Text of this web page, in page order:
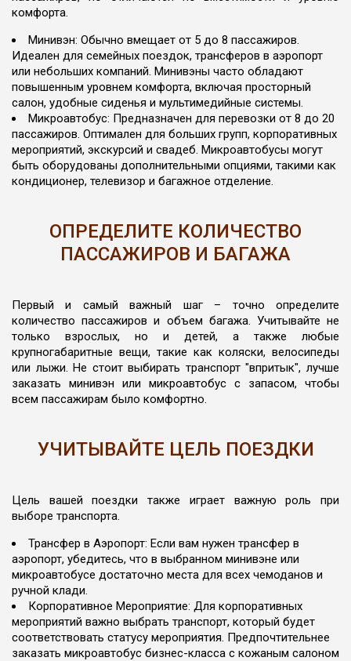
комфорта.
Минивэн: Обычно вмещает от 5 до 8 пассажиров.
Идеален для семейных поездок, трансферов в аэропорт
или небольших компаний. Минивэны часто обладают
повышенным уровнем комфорта, включая просторный
салон, удобные сиденья и мультимедийные системы.
Микроавтобус: Предназначен для перевозки от 8 до 20
пассажиров. Оптимален для больших групп, корпоративных
мероприятий, экскурсий и свадеб. Микроавтобусы могут
быть оборудованы дополнительными опциями, такими как
кондиционер, телевизор и багажное отделение.
ОПРЕДЕЛИТЕ КОЛИЧЕСТВО
ПАССАЖИРОВ И БАГАЖА
Первый и самый важный шаг – точно определите
количество пассажиров и объем багажа. Учитывайте не
только взрослых, но и детей, а также любые
крупногабаритные вещи, такие как коляски, велосипеды
или лыжи. Не стоит выбирать транспорт "впритык", лучше
заказать минивэн или микроавтобус с запасом, чтобы
всем пассажирам было комфортно.
УЧИТЫВАЙТЕ ЦЕЛЬ ПОЕЗДКИ
Цель вашей поездки также играет важную роль при
выборе транспорта.
Трансфер в Аэропорт: Если вам нужен трансфер в
аэропорт, убедитесь, что в выбранном минивэне или
микроавтобусе достаточно места для всех чемоданов и
ручной клади.
Корпоративное Мероприятие: Для корпоративных
мероприятий важно выбрать транспорт, который будет
соответствовать статусу мероприятия. Предпочтительнее
заказать микроавтобус бизнес-класса с кожаным салоном